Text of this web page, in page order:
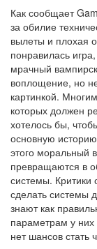
Как сообщает
за обилие
вылеты и плохая
понравилась
мрачный
воплощение, но
картинкой.
которых должен
хотелось бы,
основную
этого моральный
превращаются в
системы. Критики
сделать системы
знают как
параметрам у них
нет шансов стать